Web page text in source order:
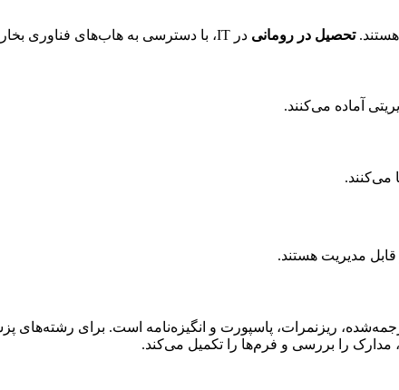
هستند.تحصیل در رومانی در IT، با دسترسی به هاب‌های فناوری بخارست، آینده‌ای روشن ترسیم می‌کند.
می‌کنند.
قابل مدیریت هستند.